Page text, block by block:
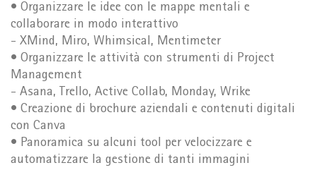
• Organizzare le idee con le mappe mentali e
collaborare in modo interattivo
- XMind, Miro, Whimsical, Mentimeter
• Organizzare le attività con strumenti di Project
Management
- Asana, Trello, Active Collab, Monday, Wrike
• Creazione di brochure aziendali e contenuti digitali
con Canva
• Panoramica su alcuni tool per velocizzare e
automatizzare la gestione di tanti immagini